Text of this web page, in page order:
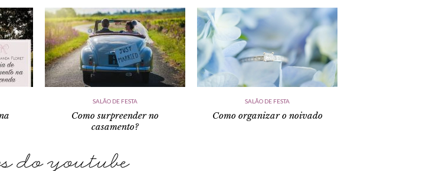
SALÃO DE FESTA
Como surpreender no
casamento?
SALÃO DE FESTA
Como organizar o noivado